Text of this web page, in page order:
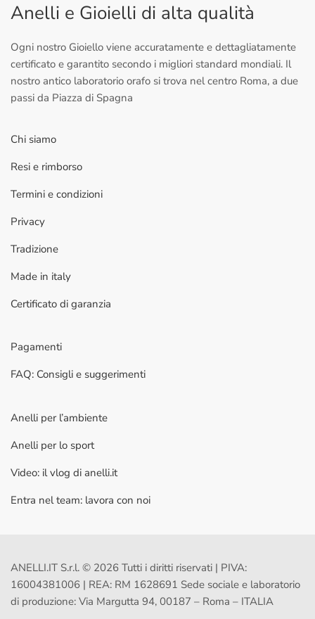
Anelli e Gioielli di alta qualità
Ogni nostro Gioiello viene accuratamente e dettagliatamente
certificato e garantito secondo i migliori standard mondiali. Il
nostro antico laboratorio orafo si trova nel centro Roma, a due
passi da Piazza di Spagna
Chi siamo
Resi e rimborso
Termini e condizioni
Privacy
Tradizione
Made in italy
Certificato di garanzia
Pagamenti
FAQ: Consigli e suggerimenti
Anelli per l’ambiente
Anelli per lo sport
Video: il vlog di anelli.it
Entra nel team: lavora con noi
ANELLI.IT S.r.l. © 2026 Tutti i diritti riservati | PIVA:
16004381006 | REA: RM 1628691 Sede sociale e laboratorio
di produzione: Via Margutta 94, 00187 – Roma – ITALIA